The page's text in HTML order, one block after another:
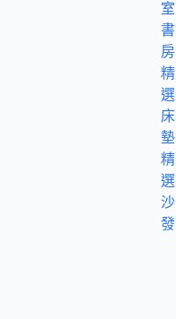
室
書
房
精
選
床
墊
精
選
沙
發